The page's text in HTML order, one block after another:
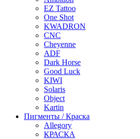
EZ Tattoo
One Shot
KWADRON
CNC
Cheyenne
ADF
Dark Horse
Good Luck
KIWI
Solaris
Object
Kartin
Пигменты / Краска
Allegory
КРАСКА